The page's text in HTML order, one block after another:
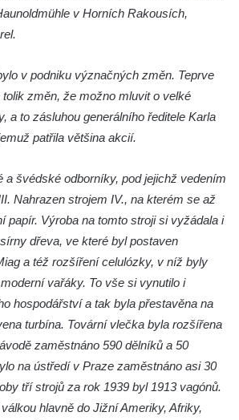
ulici v Novém
ulici v Novém Boru
ulici v Novém Boru
T. G. Masaryka v Novém
101 v Novém Boru
Nový Drahov
u Pěnčína
Josefa v Krásné u
v Horních Rakousích,
v podniku význačných změn. Teprve
tolik změn, že možno mluvit o velké
a to zásluhou generálního ředitele Karla
patřila většina akcií.
a švédské odborníky, pod jejichž vedením
Nahrazen strojem IV., na kterém se až
papír. Výroba na tomto stroji si vyžádala i
dřeva, ve které byl postaven
a též rozšíření celulózky, v níž byly
vařáky. To vše si vynutilo i
hospodářství a tak byla přestavěna na
turbína. Tovární vlečka byla rozšířena
zaměstnáno 590 dělníků a 50
na ústředí v Praze zaměstnáno asi 30
tří strojů za rok 1939 byl 1913 vagónů.
hlavně do Jižní Ameriky, Afriky,